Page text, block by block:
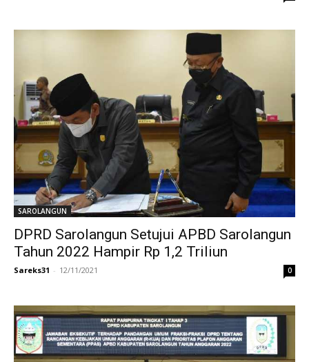
SAROLANGUN
DPRD Sarolangun Setujui APBD Sarolangun
Tahun 2022 Hampir Rp 1,2 Triliun
Sareks31 - 12/11/2021 0